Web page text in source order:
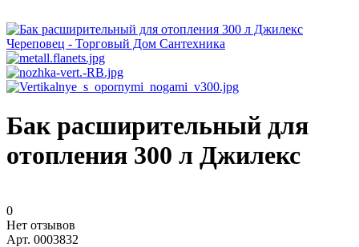
Бак расширительный для
отопления 300 л Джилекс
0
Нет отзывов
Арт. 0003832